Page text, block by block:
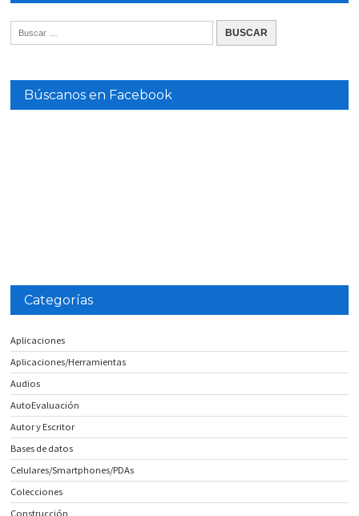
Búscanos en Facebook
Categorías
Aplicaciones
Aplicaciones/Herramientas
Audios
AutoEvaluación
Autor y Escritor
Bases de datos
Celulares/Smartphones/PDAs
Colecciones
Construcción